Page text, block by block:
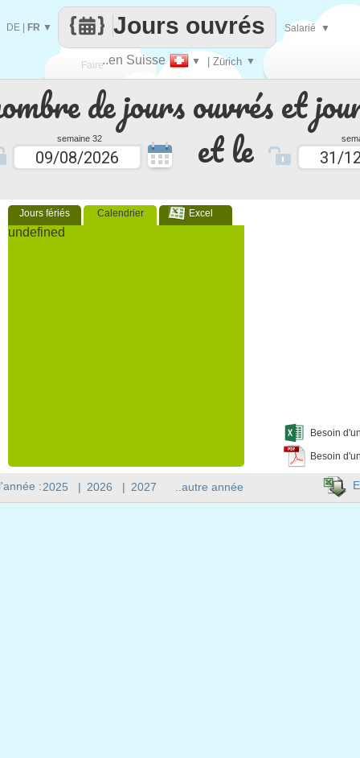
de jours ouvrés et
semaine 32 et le
Jours fériés Calendrier Excel
undefined
Besoin
Besoin
Faire
que
..en Suisse ▼ | Zürich ▼
Jours ouvrés
DE FR ▼ Salarié ▼
:2025 | 2026 | 2027 ..autre année